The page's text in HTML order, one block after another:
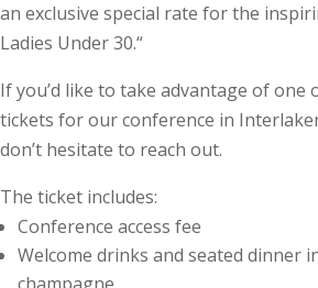
an exclusive special rate for the
Ladies Under 30.“
If you’d like to take advantage of one
tickets for our conference in
don’t hesitate to reach out.
The ticket includes:
Conference access fee
Welcome drinks and seated dinner